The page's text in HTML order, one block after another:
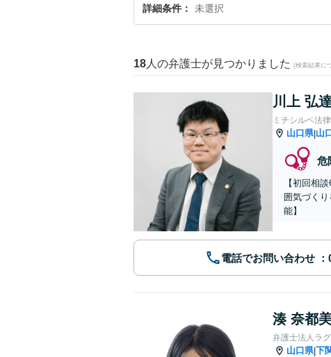
詳細条件 未選択
18 人の弁護士が見つかりました (検索結果に
川上 弘達
ミチシルベ法
山口県|山
危
【初回相
囲気づく
能】
電話でお問い合わせ
湊 奈都
弁護士法人ラ
山口県|下